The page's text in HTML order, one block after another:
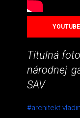
YOUTUBE
Titulná
národnej
SAV
#architekt